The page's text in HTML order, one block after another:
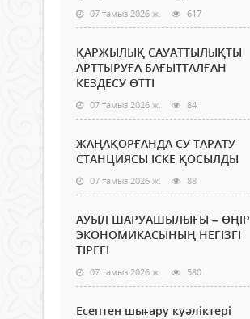
07 тамыз 2026 ж. 617
ҚАРЖЫЛЫҚ САУАТТЫЛЫҚТЫ
АРТТЫРУҒА БАҒЫТТАЛҒАН
КЕЗДЕСУ ӨТТІ
07 тамыз 2026 ж. 84
ЖАҢАҚОРҒАНДА СУ ТАРАТУ
СТАНЦИЯСЫ ІСКЕ ҚОСЫЛДЫ
07 тамыз 2026 ж. 88
АУЫЛ ШАРУАШЫЛЫҒЫ – ӨҢІР
ЭКОНОМИКАСЫНЫҢ НЕГІЗГІ
ТІРЕГІ
07 тамыз 2026 ж. 580
Есептен шығару куәліктері